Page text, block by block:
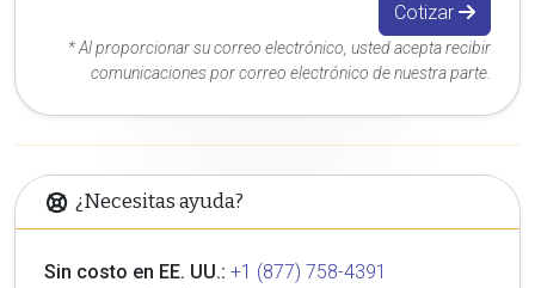
Cotizar
* Al proporcionar su correo electrónico, usted acepta recibir
comunicaciones por correo electrónico de nuestra parte.
¿Necesitas ayuda?
Sin costo en EE. UU.: +1 (877) 758-4391